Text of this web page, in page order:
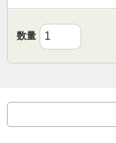
数量